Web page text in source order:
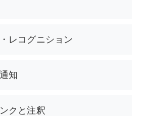
レコグニション
知
クと注釈